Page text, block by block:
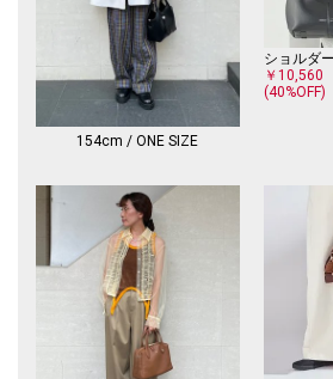
154cm / ONE SIZE
ショルダ
￥10,560
(40%OFF)